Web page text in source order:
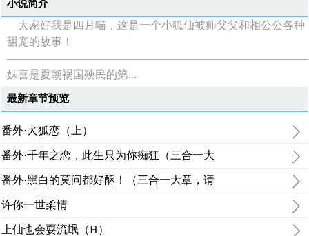
小说简介
大家好我是四月喵，这是一个小狐仙被师父父和相公公各种
甜宠的故事！
妺喜是夏朝祸国殃民的第...
最新章节预览
番外·犬狐恋（上）
番外·千年之恋，此生只为你痴狂（三合一大
番外·黑白的莫问都好酥！（三合一大章，请
许你一世柔情
上仙也会耍流氓（H）